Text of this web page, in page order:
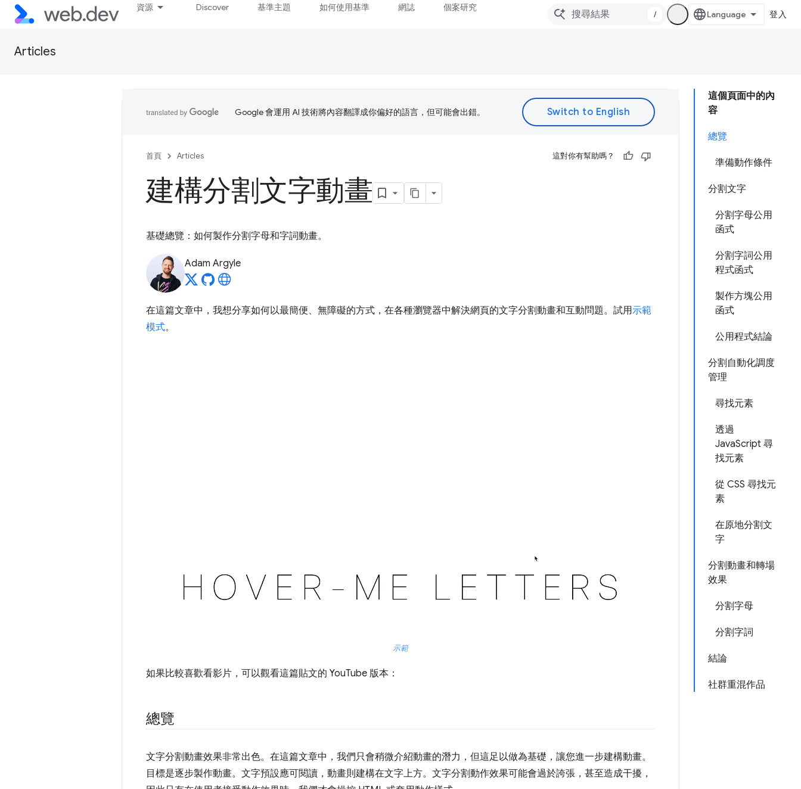
資源 Discover 基準主題 如何使用基準 網誌 個案研究
/ 登入
Articles
這個頁面中的內
容
總覽
準備動作條件
分割文字
分割字母公用
函式
分割字詞公用
程式函式
製作方塊公用
函式
公用程式結論
分割自動化調度
管理
尋找元素
透過
JavaScript 尋
找元素
從 CSS 尋找元
素
在原地分割文
字
分割動畫和轉場
效果
分割字母
分割字詞
結論
社群重混作品
Google 會運用 AI 技術將內容翻譯成你偏好的語言，但可能會出錯。
首頁 Articles 這對你有幫助嗎？
建構分割文字動畫
基礎總覽：如何製作分割字母和字詞動畫。
Adam Argyle
在這篇文章中，我想分享如何以最簡便、無障礙的方式，在各種瀏覽器中解決網頁的文字分割動畫和互動問題。試用示範
模式。
示範
如果比較喜歡看影片，可以觀看這篇貼文的 YouTube 版本：
總覽
文字分割動畫效果非常出色。在這篇文章中，我們只會稍微介紹動畫的潛力，但這足以做為基礎，讓您進一步建構動畫。
目標是逐步製作動畫。文字預設應可閱讀，動畫則建構在文字上方。文字分割動作效果可能會過於誇張，甚至造成干擾，